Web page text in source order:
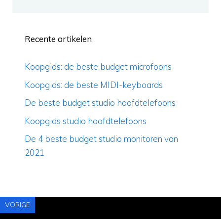
Recente artikelen
Koopgids: de beste budget microfoons
Koopgids: de beste MIDI-keyboards
De beste budget studio hoofdtelefoons
Koopgids studio hoofdtelefoons
De 4 beste budget studio monitoren van
2021
VORIGE